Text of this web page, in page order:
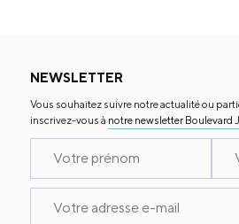
NEWSLETTER
Vous souhaitez suivre notre actualité ou
inscrivez-vous à notre newsletter Boulevard